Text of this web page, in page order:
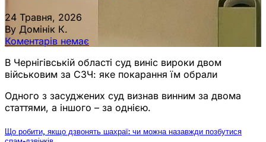
24 Травня, 2026
By Домінік К.
Коментарів немає
В Чернігівській області суд виніс вироки двом
військовим за СЗЧ: яке покарання їм обрали
Одного з засуджених суд визнав винним за двома
статтями, а іншого – за однією.
Що робити, якщо дзвонять шахраї: чи можна назавжди позбутися